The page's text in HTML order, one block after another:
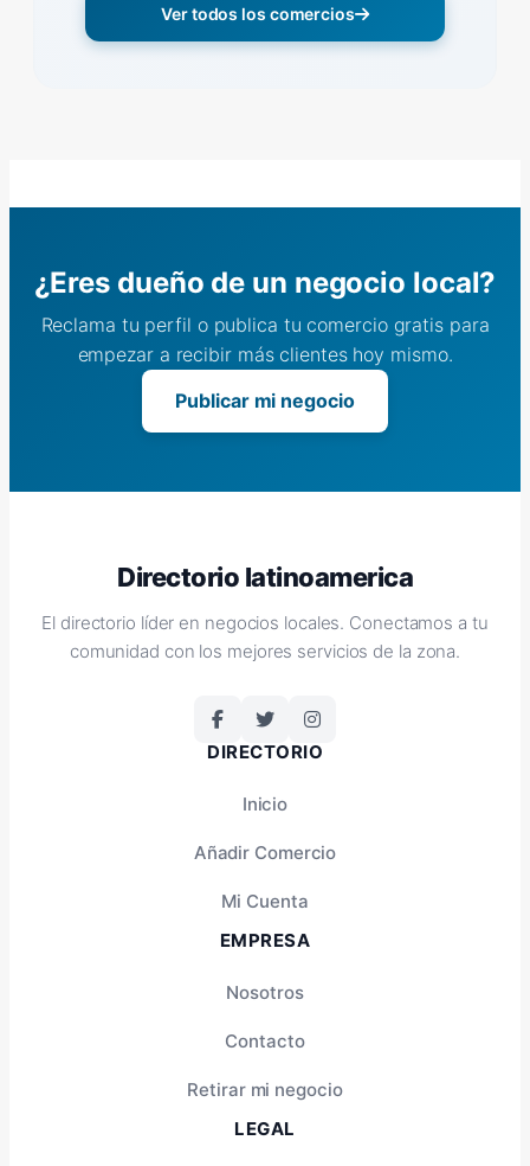
Ver todos los comercios
¿Eres dueño de un negocio local?
Reclama tu perfil o publica tu comercio gratis para
empezar a recibir más clientes hoy mismo.
Publicar mi negocio
Directorio latinoamerica
El directorio líder en negocios locales. Conectamos a tu
comunidad con los mejores servicios de la zona.
DIRECTORIO
Inicio
Añadir Comercio
Mi Cuenta
EMPRESA
Nosotros
Contacto
Retirar mi negocio
LEGAL